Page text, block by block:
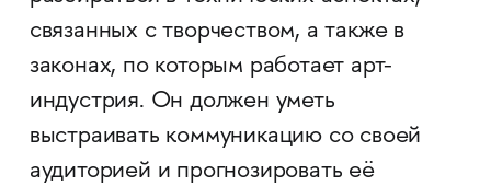
связанных с творчеством, а также в
законах, по которым работает арт-
индустрия. Он должен уметь
выстраивать коммуникацию со своей
аудиторией и прогнозировать её